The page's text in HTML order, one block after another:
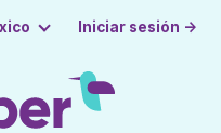
Iniciar sesión →